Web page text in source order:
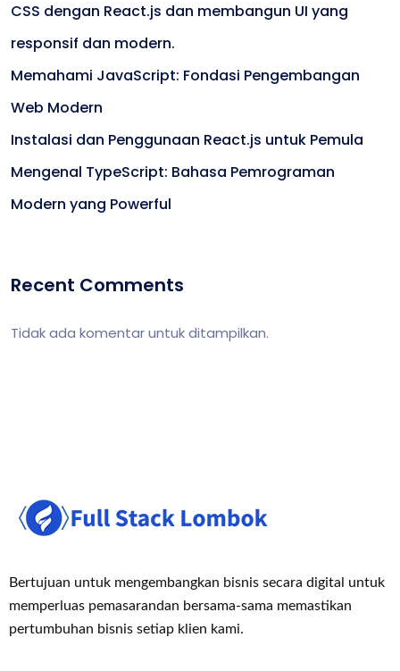
CSS dengan React.js dan membangun UI yang
responsif dan modern.
Memahami JavaScript: Fondasi Pengembangan
Web Modern
Instalasi dan Penggunaan React.js untuk Pemula
Mengenal TypeScript: Bahasa Pemrograman
Modern yang Powerful
Recent Comments
Tidak ada komentar untuk ditampilkan.
Bertujuan untuk mengembangkan bisnis secara digital untuk
memperluas pemasarandan bersama-sama memastikan
pertumbuhan bisnis setiap klien kami.